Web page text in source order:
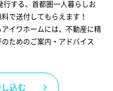
する、首都圏一人暮らしお
で送付してもらえます！
イワホームには、不動産に精
ためのご案内・アドバイス
込む